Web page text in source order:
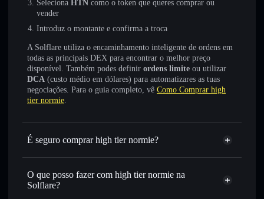
Seleciona HTN como o token que queres comprar ou
vender
Introduz o montante e confirma a troca
A Solflare utiliza o encaminhamento inteligente de ordens em
todas as principais DEX para encontrar o melhor preço
disponível. Também podes definir ordens limite ou utilizar
DCA (custo médio em dólares) para automatizares as tuas
negociações. Para o guia completo, vê Como Comprar high
tier normie.
É seguro comprar high tier normie?
high tier normie não está verificado
O que posso fazer com high tier normie na
Solflare?